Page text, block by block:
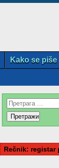
Kako se piše
Rečnik: registar